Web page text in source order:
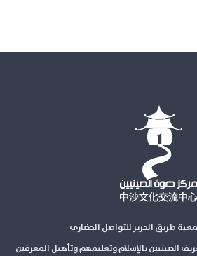
طريق الحرير للتواصل الحضاري
الصينيين بالإسلام وتعليمهم وتأهيل المعرفين